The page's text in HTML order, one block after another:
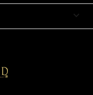
keyboard_arrow_down